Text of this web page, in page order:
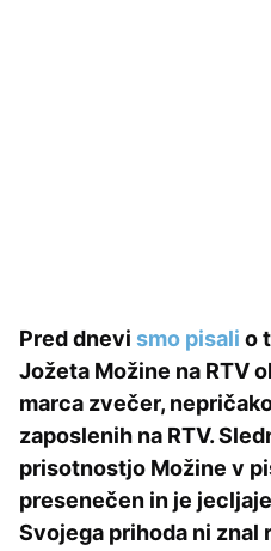
Pred dnevi smo pisali o
Jožeta Možine na RTV
marca zvečer,
zaposlenih na RTV.
prisotnostjo Možine v
presenečen in je
Svojega prihoda ni znal